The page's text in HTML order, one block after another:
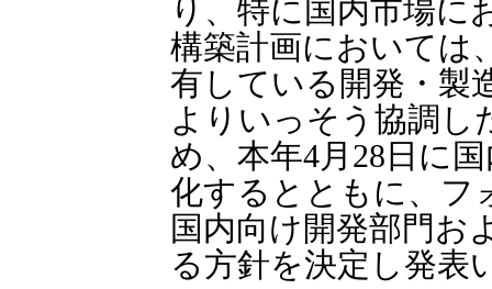
り、特に国内市場に
構築計画においては
有している開発・製
よりいっそう協調し
め、本年4月28日に
化するとともに、フ
国内向け開発部門お
る方針を決定し発表